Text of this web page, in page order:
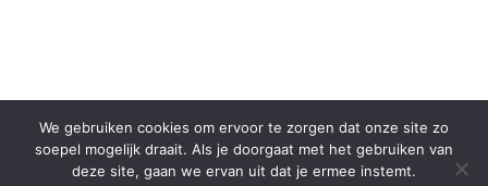
We gebruiken cookies om ervoor te zorgen dat onze site zo
soepel mogelijk draait. Als je doorgaat met het gebruiken van
deze site, gaan we ervan uit dat je ermee instemt.